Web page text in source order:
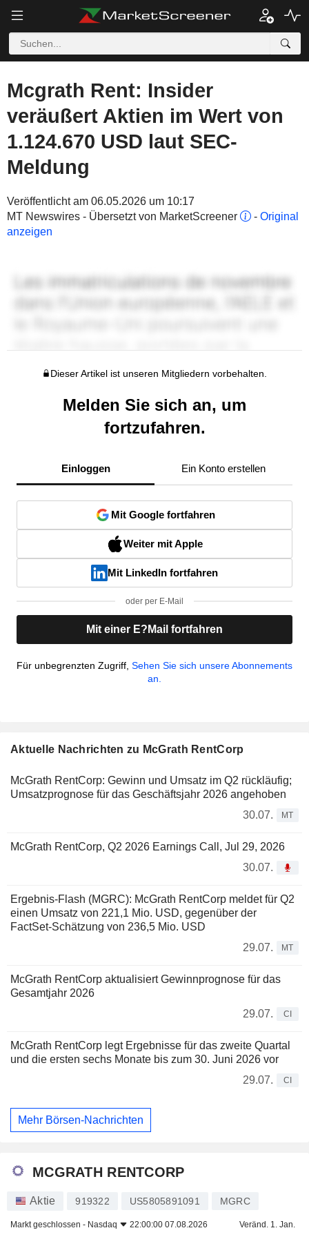
Mcgrath Rent: Insider
veräußert Aktien im Wert von
1.124.670 USD laut SEC-
Meldung
Veröffentlicht am 06.05.2026 um 10:17
MT Newswires - Übersetzt von MarketScreener
- Original
anzeigen
Dieser Artikel ist unseren Mitgliedern vorbehalten.
Melden Sie sich an, um
fortzufahren.
Einloggen Ein Konto erstellen
Mit Google fortfahren
Weiter mit Apple
Mit LinkedIn fortfahren
oder per E-Mail
Mit einer E?Mail fortfahren
Für unbegrenzten Zugriff, Sehen Sie sich unsere Abonnements
an.
Aktuelle Nachrichten zu McGrath RentCorp
McGrath RentCorp: Gewinn und Umsatz im Q2 rückläufig;
Umsatzprognose für das Geschäftsjahr 2026 angehoben
30.07.
MT
McGrath RentCorp, Q2 2026 Earnings Call, Jul 29, 2026
30.07.
Ergebnis-Flash (MGRC): McGrath RentCorp meldet für Q2
einen Umsatz von 221,1 Mio. USD, gegenüber der
FactSet-Schätzung von 236,5 Mio. USD
29.07.
MT
McGrath RentCorp aktualisiert Gewinnprognose für das
Gesamtjahr 2026
29.07.
CI
McGrath RentCorp legt Ergebnisse für das zweite Quartal
und die ersten sechs Monate bis zum 30. Juni 2026 vor
29.07.
CI
Mehr Börsen-Nachrichten
MCGRATH RENTCORP
Aktie 919322 US5805891091 MGRC
Markt geschlossen - Nasdaq 22:00:00 07.08.2026 Veränd. 1. Jan.